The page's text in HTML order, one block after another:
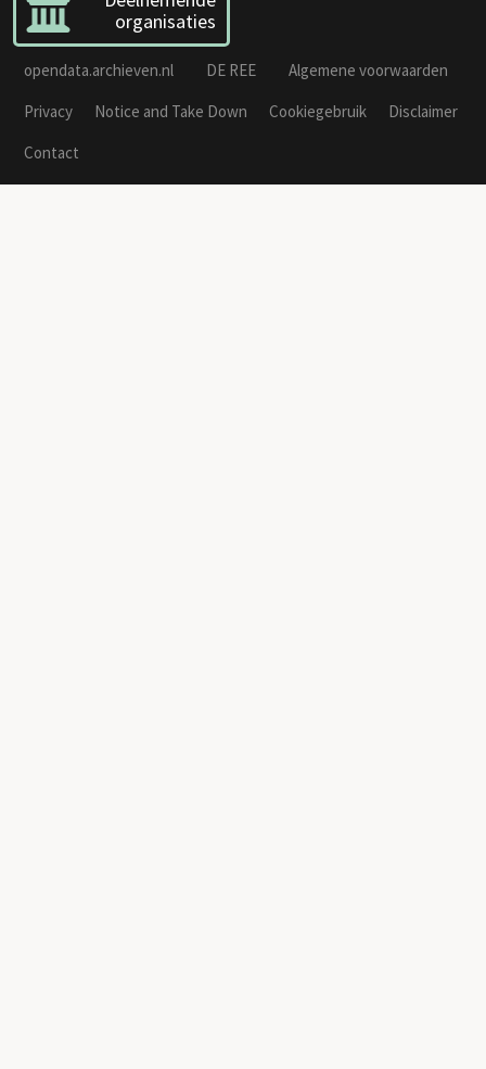
organisaties
opendata.archieven.nl DE REE
Algemene voorwaarden
Privacy
Notice and Take Down Cookiegebruik
Disclaimer
Contact